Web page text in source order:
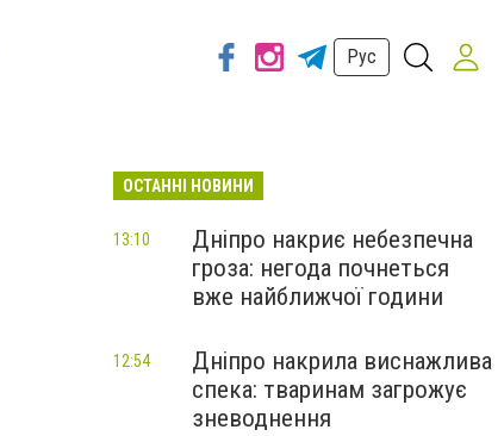
Рус
ОСТАННІ НОВИНИ
Дніпро накриє небезпечна
гроза: негода почнеться
вже найближчої години
13:10
Дніпро накрила виснажлива
спека: тваринам загрожує
зневоднення
12:54